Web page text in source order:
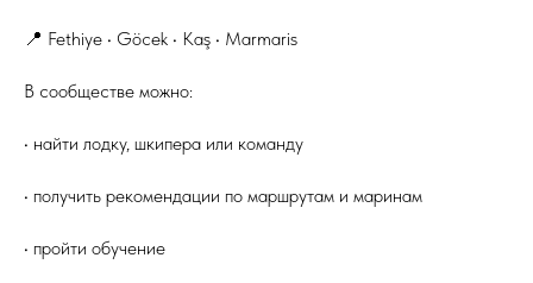
📍 Fethiye • Göcek • Kaş • Marmaris
В сообществе можно:
• найти лодку, шкипера или команду
• получить рекомендации по маршрутам и маринам
• пройти обучение